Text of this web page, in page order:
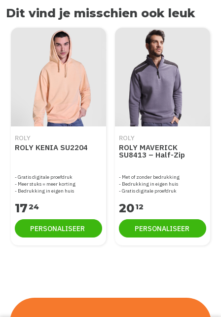
Dit vind je misschien ook leuk
Items van productcarrousel
ROLY
ROLY KENIA SU2204
Gratis digitale proefdruk
Meer stuks = meer korting
Bedrukking in eigen huis
1724
PERSONALISEER
ROLY
ROLY MAVERICK
SU8413 – Half-Zip
Met of zonder bedrukking
Bedrukking in eigen huis
Gratis digitale proefdruk
2012
PERSONALISEER